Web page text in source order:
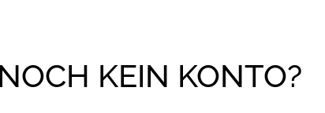
KEIN KONTO?